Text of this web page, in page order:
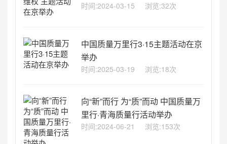
时间:2024-03-15 浏览:32次
中国质量万里行3·15主题活动在京
举办
时间:2025-03-19 浏览:18次
向“新”而行 为“质”而动 中国质量万
里行·青海质量行活动举办
时间:2024-06-21 浏览:153次